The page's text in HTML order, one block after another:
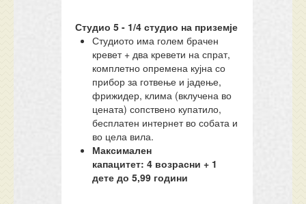
Студио5 - 1/4студио на приземје
Студиото има голем брачен
кревет + два кревети на спрат,
комплетно опремена кујна со
прибор за готвење и јадење,
фрижидер, клима (вклучена во
цената) сопствено купатило,
бесплатен интернет во собата и
во цела вила.
Максимален
капацитет:4 возрасни + 1
дете до 5,99 години